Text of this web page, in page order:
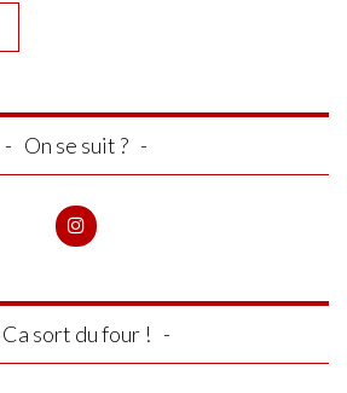
On se suit ?
Ca sort du four !